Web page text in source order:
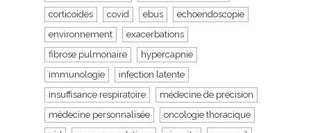
corticoides
covid ebus
echoendoscopie
environnement
exacerbations
fibrose pulmonaire
hypercapnie
immunologie
infection latente
insuffisance respiratoire
médecine de précision
médecine personnalisée
oncologie thoracique